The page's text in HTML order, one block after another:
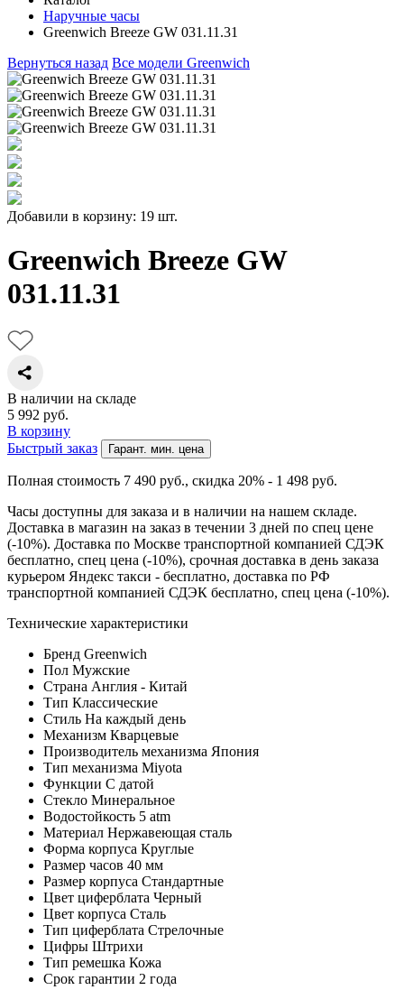
Наручные часы
Greenwich Breeze GW 031.11.31
Вернуться назад Все модели Greenwich
Добавили в корзину: 19 шт.
Greenwich Breeze GW
031.11.31
В наличии на складе
5 992 руб.
В корзину
Быстрый заказ
Гарант. мин. цена
Полная стоимость 7 490 руб., скидка 20% - 1 498 руб.
Часы доступны для заказа и в наличии на нашем складе.
Доставка в магазин на заказ в течении 3 дней по спец цене
(-10%). Доставка по Москве транспортной компанией СДЭК
бесплатно, спец цена (-10%), срочная доставка в день заказа
курьером Яндекс такси - бесплатно, доставка по РФ
транспортной компанией СДЭК бесплатно, спец цена (-10%).
Технические характеристики
Бренд Greenwich
Пол Мужские
Страна Англия - Китай
Тип Классические
Стиль На каждый день
Механизм Кварцевые
Производитель механизма Япония
Тип механизма Miyota
Функции С датой
Стекло Минеральное
Водостойкость 5 atm
Материал Нержавеющая сталь
Форма корпуса Круглые
Размер часов 40 мм
Размер корпуса Стандартные
Цвет циферблата Черный
Цвет корпуса Сталь
Тип циферблата Стрелочные
Цифры Штрихи
Тип ремешка Кожа
Срок гарантии 2 года